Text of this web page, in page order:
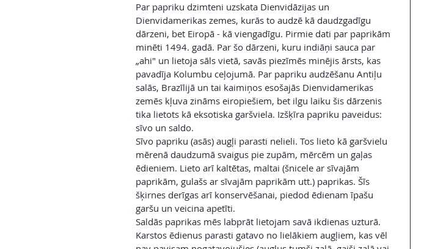
Par papriku dzimteni uzskata Dienvidāzijas un
Dienvidamerikas zemes, kurās to audzē kā daudzgadīgu
dārzeni, bet Eiropā - kā viengadīgu. Pirmie dati par paprikām
minēti 1494. gadā. Par šo dārzeni, kuru indiāņi sauca par
„ahi" un lietoja sāls vietā, savās piezīmēs minējis ārsts, kas
pavadīja Kolumbu ceļojumā. Par papriku audzēšanu Antiļu
salās, Brazīlijā un tai kaimiņos esošajās Dienvidamerikas
zemēs kļuva zināms eiropiešiem, bet ilgu laiku šis dārzenis
tika lietots kā eksotiska garšviela. Izšķīra papriku paveidus:
sīvo un saldo.
Sīvo papriku (asās) augļi parasti nelieli. Tos lieto kā garšvielu
mērenā daudzumā svaigus pie zupām, mērcēm un gaļas
ēdieniem. Lieto arī kaltētas, maltai (šnicele ar sīvajām
paprikām, gulašs ar sīvajām paprikām utt.) paprikas. Šīs
šķirnes derīgas arī konservēšanai, piedod ēdienam īpašu
garšu un veicina apetīti.
Saldās paprikas mēs labprāt lietojam savā ikdienas uzturā.
Karstos ēdienus parasti gatavo no lielākiem augļiem, kas vēl